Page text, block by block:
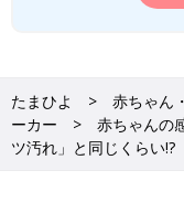
たまひよ 赤ちゃん
ーカー
赤ちゃんの
ツ汚れ」と同じくらい!?